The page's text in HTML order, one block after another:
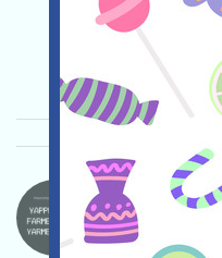
关联:
录时间: 2025/
重要程度:
YarmAI-
YarmAI正在進
戶，則可能可